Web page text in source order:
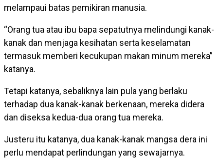
melampaui batas pemikiran manusia.
“Orang tua atau ibu bapa sepatutnya melindungi kanak-
kanak dan menjaga kesihatan serta keselamatan
termasuk memberi kecukupan makan minum mereka”
katanya.
Tetapi katanya, sebaliknya lain pula yang berlaku
terhadap dua kanak-kanak berkenaan, mereka didera
dan diseksa kedua-dua orang tua mereka.
Justeru itu katanya, dua kanak-kanak mangsa dera ini
perlu mendapat perlindungan yang sewajarnya.